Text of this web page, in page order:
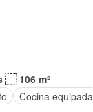
106 m²
Cocina equipada